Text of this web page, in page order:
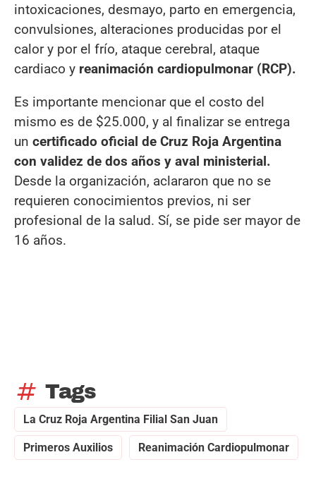
intoxicaciones, desmayo, parto en emergencia,
convulsiones, alteraciones producidas por el
calor y por el frío, ataque cerebral, ataque
cardiaco y reanimación cardiopulmonar (RCP).
Es importante mencionar que el costo del
mismo es de $25.000, y al finalizar se entrega
un certificado oficial de Cruz Roja Argentina
con validez de dos años y aval ministerial.
Desde la organización, aclararon que no se
requieren conocimientos previos, ni ser
profesional de la salud. Sí, se pide ser mayor de
16 años.
tag Tags
La Cruz Roja Argentina Filial San Juan
Primeros Auxilios Reanimación Cardiopulmonar